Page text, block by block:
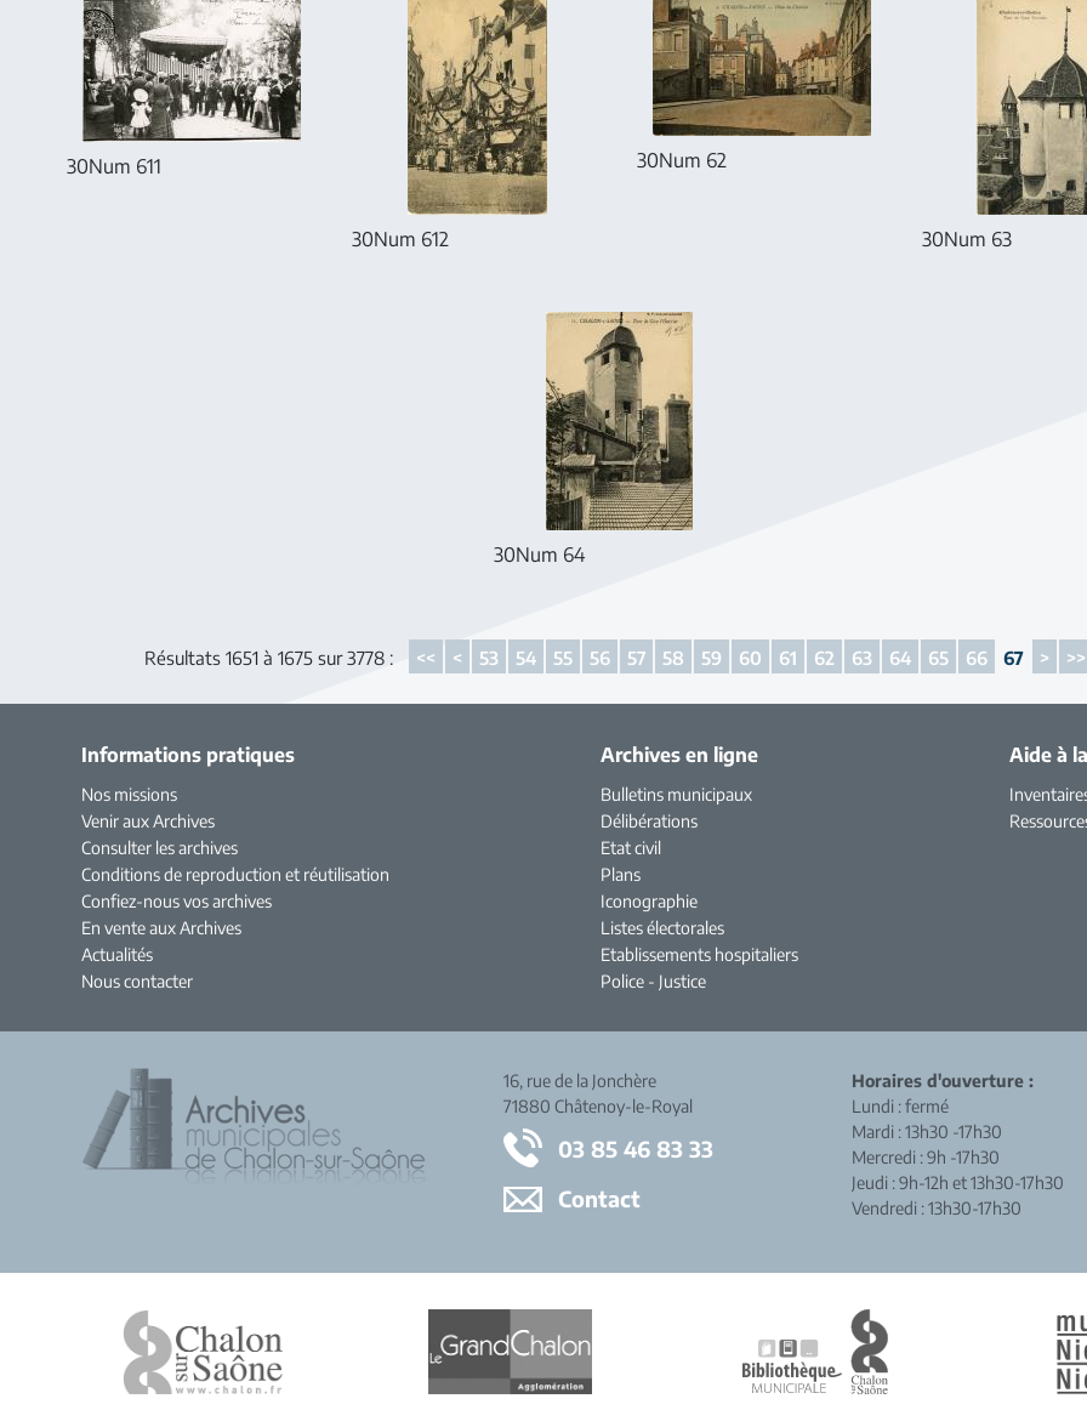
30Num 611
30Num 612
30Num 62
30Num 63
30Num 64
Résultats 1651 à 1675 sur 3778 : << < 53 54 55 56 57 58 59 60 61 62 63 64 65 66 67 > >>
Informations pratiques
Nos missions
Venir aux Archives
Consulter les archives
Conditions de reproduction et réutilisation
Confiez-nous vos archives
En vente aux Archives
Actualités
Nous contacter
Archives en ligne
Bulletins municipaux
Délibérations
Etat civil
Plans
Iconographie
Listes électorales
Etablissements hospitaliers
Police - Justice
Aide à
16, rue de la Jonchère
71880 Châtenoy-le-Royal
03 85 46 83 33
Contact
Horaires d'ouverture :
Lundi : fermé
Mardi : 13h30 -17h30
Mercredi : 9h -17h30
Jeudi : 9h-12h et 13h30-17h30
Vendredi : 13h30-17h30